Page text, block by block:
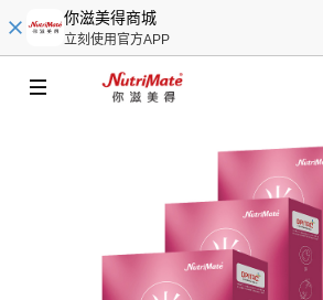
你滋美得商城
立刻使用官方APP